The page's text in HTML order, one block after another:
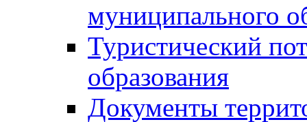
муниципального
Туристический
образования
Документы